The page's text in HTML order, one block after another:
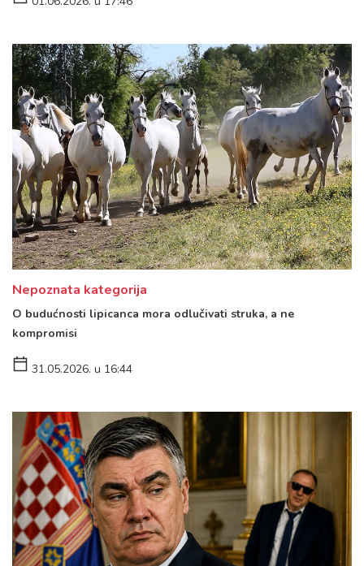
Nepoznata kategorija
O budućnosti lipicanca mora odlučivati struka, a ne
kompromisi
31.05.2026. u 16:44